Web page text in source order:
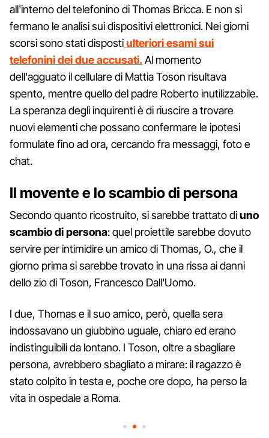
all'interno del telefonino di Thomas Bricca. E non si
fermano le analisi sui dispositivi elettronici. Nei giorni
scorsi sono stati dispostiulteriori esami sui
telefonini dei due accusati.Al momento
dell'agguato il cellulare di Mattia Toson risultava
spento, mentre quello del padre Roberto inutilizzabile.
La speranza degli inquirenti è di riuscire a trovare
nuovi elementi che possano confermare le ipotesi
formulate fino ad ora, cercando fra messaggi, foto e
chat.
Il movente e lo scambio di persona
Secondo quanto ricostruito, si sarebbe trattato diuno
scambio di persona: quel proiettile sarebbe dovuto
servire per intimidire un amico di Thomas, O., che il
giorno prima si sarebbe trovato in una rissa ai danni
dello zio di Toson, Francesco Dall'Uomo.
I due, Thomas e il suo amico, però, quella sera
indossavano un giubbino uguale, chiaro ed erano
indistinguibili da lontano. I Toson, oltre a sbagliare
persona, avrebbero sbagliato a mirare: il ragazzo è
stato colpito in testa e, poche ore dopo, ha perso la
vita in ospedale a Roma.